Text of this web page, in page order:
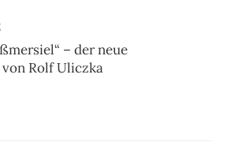
– der neue
Rolf Uliczka